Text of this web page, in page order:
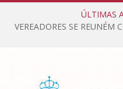
ÚLTIMAS